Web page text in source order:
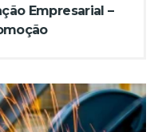
Empresarial –